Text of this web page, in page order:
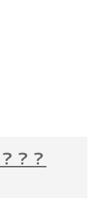
？？